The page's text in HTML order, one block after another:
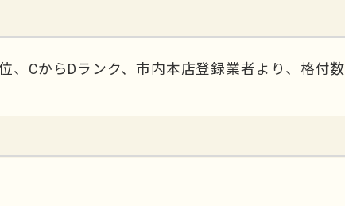
CからDランク、市内本店登録業者より、格付数